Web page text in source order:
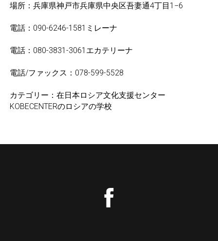
場所：兵庫県神戸市兵庫県中央区吾妻通4丁目1−6
電話：090-6246-1581ミレーナ
電話：080-3831-3061エカテリーナ
電話/ファックス：078-599-5528
カテゴリー：在日本ロシア文化支援センター
KOBECENTERのロシアの学校